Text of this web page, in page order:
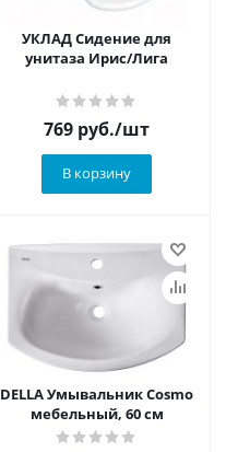
УКЛАД Сидение для
унитаза Ирис/Лига
769 руб./шт
В корзину
DELLA Умывальник Cosmo
мебельный, 60 см